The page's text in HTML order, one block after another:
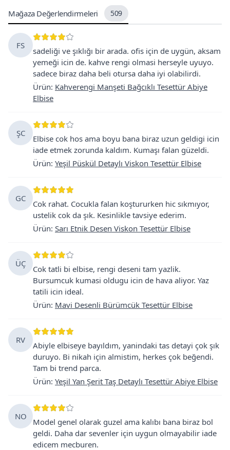
Mağaza Değerlendirmeleri 509
FS
sadeliği ve şıklığı bir arada. ofis için de uygün, aksam
yemeği icin de. kahve rengi olmasi herseyle uyuyo.
sadece biraz daha beli otursa daha iyi olabilirdi.
Ürün: Kahverengi Manşeti Bağcıklı Tesettür Abiye
Elbise
ŞC
Elbise cok hos ama boyu bana biraz uzun geldigi icin
iade etmek zorunda kaldım. Kumaşı falan güzeldi.
Ürün: Yeşil Püskül Detaylı Viskon Tesettür Elbise
GC
Cok rahat. Cocukla falan koştururken hic sıkmıyor,
ustelik cok da şık. Kesinlikle tavsiye ederim.
Ürün: Sarı Etnik Desen Viskon Tesettür Elbise
ÜÇ
Cok tatli bi elbise, rengi deseni tam yazlik.
Bursumcuk kumasi oldugu icin de hava aliyor. Yaz
tatili icin ideal.
Ürün: Mavi Desenli Bürümcük Tesettür Elbise
RV
Abiyle elbiseye bayıldım, yanindaki tas detayi çok şık
duruyo. Bi nikah için almistim, herkes çok beğendi.
Tam bi trend parca.
Ürün: Yeşil Yan Şerit Taş Detaylı Tesettür Abiye Elbise
NO
Model genel olarak guzel ama kalıbı bana biraz bol
geldi. Daha dar sevenler için uygun olmayabilir iade
edicem mecburen.